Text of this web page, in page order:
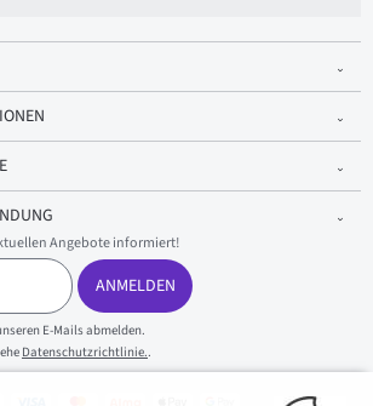
Angebote informiert!
ANMELDEN
E-Mails abmelden.
Datenschutzrichtlinie..